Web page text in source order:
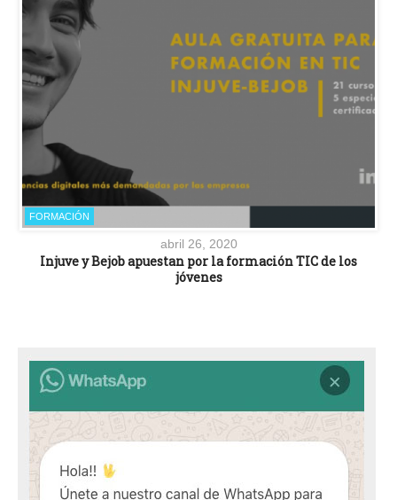
FORMACIÓN
abril 26, 2020
Injuve y Bejob apuestan por la formación TIC de los
jóvenes